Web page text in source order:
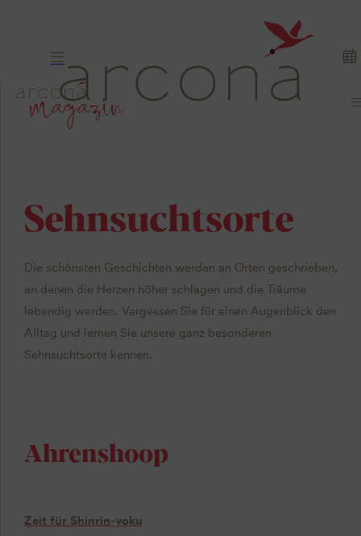
Sehnsuchtsorte
Die schönsten Geschichten werden an Orten geschrieben,
an denen die Herzen höher schlagen und die Träume
lebendig werden. Vergessen Sie für einen Augenblick den
Alltag und lernen Sie unsere ganz besonderen
Sehnsuchtsorte kennen.
Ahrenshoop
Zeit für Shinrin-yoku